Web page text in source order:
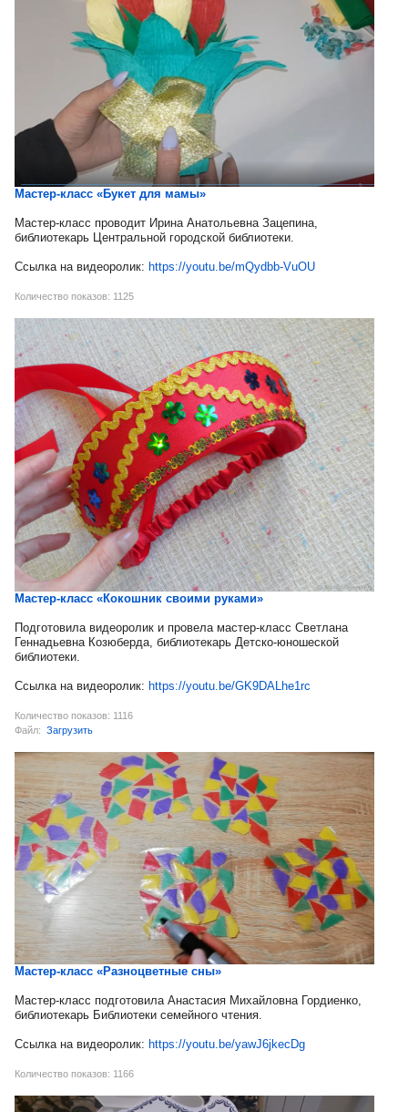
Мастер-класс «Букет для мамы»
Мастер-класс проводит Ирина Анатольевна Зацепина,
библиотекарь Центральной городской библиотеки.
Ссылка на видеоролик: https://youtu.be/mQydbb-VuOU
Количество показов: 1125
Мастер-класс «Кокошник своими руками»
Подготовила видеоролик и провела мастер-класс Светлана
Геннадьевна Козюберда, библиотекарь Детско-юношеской
библиотеки.
Ссылка на видеоролик: https://youtu.be/GK9DALhe1rc
Количество показов: 1116
Файл: Загрузить
Мастер-класс «Разноцветные сны»
Мастер-класс подготовила Анастасия Михайловна Гордиенко,
библиотекарь Библиотеки семейного чтения.
Ссылка на видеоролик: https://youtu.be/yawJ6jkecDg
Количество показов: 1166